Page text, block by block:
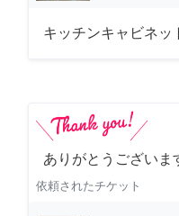
キッチンキャビネッ
ありがとうございま
依頼されたチケット